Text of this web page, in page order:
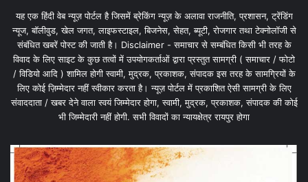
यह एक हिंदी वेब न्यूज़ पोर्टल है जिसमें ब्रेकिंग न्यूज़ के अलावा राजनीति, प्रशासन, ट्रेंडिंग
न्यूज, बॉलीवुड, खेल जगत, लाइफस्टाइल, बिजनेस, सेहत, ब्यूटी, रोजगार तथा टेक्नोलॉजी से
संबंधित खबरें पोस्ट की जाती है। Disclaimer - समाचार से सम्बंधित किसी भी तरह के
विवाद के लिए साइट के कुछ तत्वों में उपयोगकर्ताओं द्वारा प्रस्तुत सामग्री ( समाचार / फोटो
/ विडियो आदि ) शामिल होगी स्वामी, मुद्रक, प्रकाशक, संपादक इस तरह के सामग्रियों के
लिए कोई ज़िम्मेदार नहीं स्वीकार करता है। न्यूज़ पोर्टल में प्रकाशित ऐसी सामग्री के लिए
संवाददाता / खबर देने वाला स्वयं जिम्मेदार होगा, स्वामी, मुद्रक, प्रकाशक, संपादक की कोई
भी जिम्मेदारी नहीं होगी. सभी विवादों का न्यायक्षेत्र रायपुर होगा